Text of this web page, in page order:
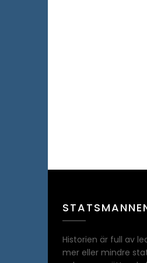
Historien är full av
mer eller mindre